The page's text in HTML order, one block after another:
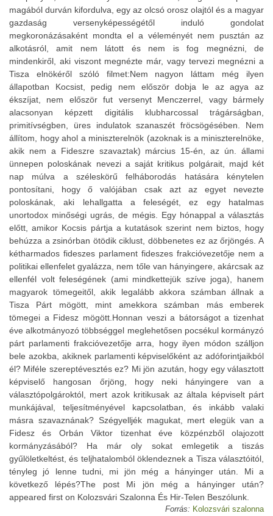
magából durván kifordulva, egy az olcsó orosz olajtól és a magyar
gazdaság versenyképességétől induló gondolat
megkoronázásaként mondta el a véleményét nem pusztán az
alkotásról, amit nem látott és nem is fog megnézni, de
mindenkiről, aki viszont megnézte már, vagy tervezi megnézni a
Tisza elnökéről szóló filmet:Nem nagyon láttam még ilyen
állapotban Kocsist, pedig nem először dobja le az agya az
ékszíjat, nem először fut versenyt Menczerrel, vagy bármely
alacsonyan képzett digitális klubharcossal trágárságban,
primitívségben, üres indulatok szanaszét fröcsögésében. Nem
állítom, hogy ahol a miniszterelnök (azoknak is a miniszterelnöke,
akik nem a Fideszre szavaztak) március 15-én, az ún. állami
ünnepen poloskának nevezi a saját kritikus polgárait, majd két
nap múlva a széleskörű felháborodás hatására kénytelen
pontosítani, hogy ő valójában csak azt az egyet nevezte
poloskának, aki lehallgatta a feleségét, ez egy hatalmas
unortodox minőségi ugrás, de mégis. Egy hónappal a választás
előtt, amikor Kocsis pártja a kutatások szerint nem biztos, hogy
behúzza a zsinórban ötödik ciklust, döbbenetes ez az őrjöngés. A
kétharmados fideszes parlament fideszes frakcióvezetője nem a
politikai ellenfelet gyalázza, nem tőle van hányingere, akárcsak az
ellenfél volt feleségének (ami mindkettejük szíve joga), hanem
magyarok tömegeitől, akik legalább akkora számban állnak a
Tisza Párt mögött, mint amekkora számban más emberek
tömegei a Fidesz mögött.Honnan veszi a bátorságot a tizenhat
éve alkotmányozó többséggel meglehetősen pocsékul kormányzó
párt parlamenti frakcióvezetője arra, hogy ilyen módon szálljon
bele azokba, akiknek parlamenti képviselőként az adóforintjaikból
él? Miféle szereptévesztés ez? Mi jön azután, hogy egy választott
képviselő hangosan őrjöng, hogy neki hányingere van a
választópolgároktól, mert azok kritikusak az általa képviselt párt
munkájával, teljesítményével kapcsolatban, és inkább valaki
másra szavaznának? Szégyelljék magukat, mert elegük van a
Fidesz és Orbán Viktor tizenhat éve közpénzből olajozott
kormányzásából? Ha már oly sokat emlegetik a tiszás
gyűlöletkeltést, és teljhatalomból öklendeznek a Tisza választóitól,
tényleg jó lenne tudni, mi jön még a hányinger után. Mi a
következő lépés?The post Mi jön még a hányinger után?
appeared first on Kolozsvári Szalonna És Hir-Telen Beszólunk.
Forrás: Kolozsvári szalonna